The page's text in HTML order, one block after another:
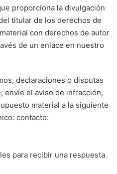
proporciona la divulgación
titular de los derechos de
con derechos de autor
de un enlace en nuestro
declaraciones o disputas
envíe el aviso de infracción,
material a la siguiente
contacto:
para recibir una respuesta.